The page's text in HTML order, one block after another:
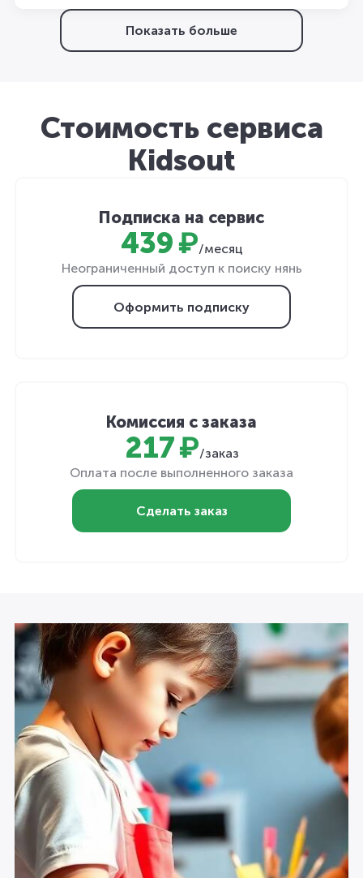
Показать больше
Стоимость сервиса
Kidsout
Подписка на сервис
439 ₽/месяц
Неограниченный доступ к поиску нянь
Оформить подписку
Комиссия с заказа
217 ₽/заказ
Оплата после выполненного заказа
Сделать заказ